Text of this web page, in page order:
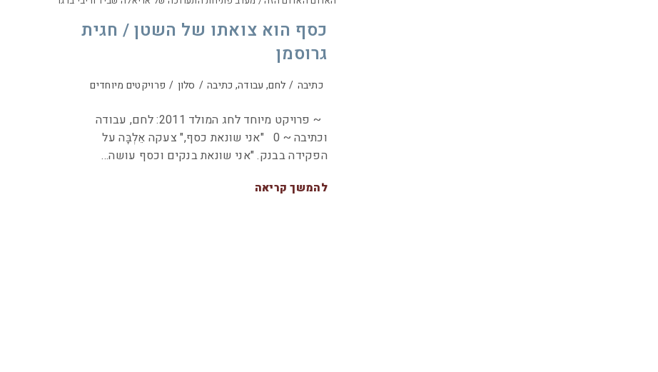
כסף הוא צואתו של השטן / חגית
גרוסמן
כתיבה / לחם, עבודה, כתיבה / סלון / פרויקטים מיוחדים
~ פרויקט מיוחד לחג המולד 2011: לחם, עבודה
וכתיבה ~ 0 "אני שונאת כסף," צעקה אֵלְבָּה על
הפקידה בבנק. "אני שונאת בנקים וכסף עושה…
להמשך קריאה